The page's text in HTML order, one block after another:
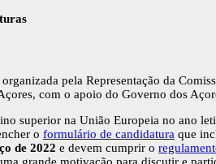
pela Representação da
com o apoio do Governo dos
superior na União Europeia no ano
o formulário de candidatura que
de 2022 e devem cumprir o